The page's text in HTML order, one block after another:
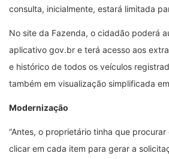
consulta, inicialmente, estará limitada
No site da Fazenda, o cidadão poderá
aplicativo gov.br e terá acesso aos
e histórico de todos os veículos
também em visualização simplificada
Modernização
“Antes, o proprietário tinha que
clicar em cada item para gerar a